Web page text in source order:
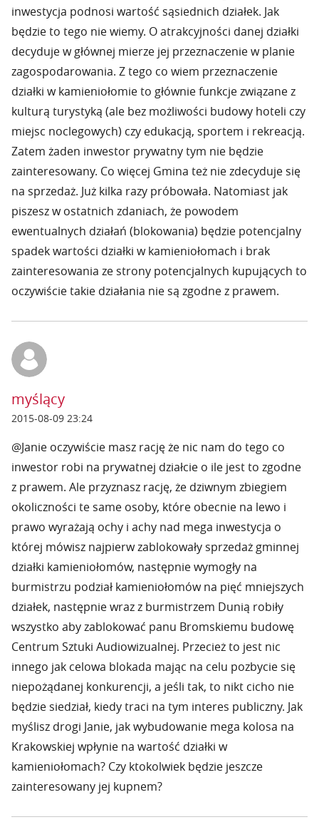
inwestycja podnosi wartość sąsiednich działek. Jak
będzie to tego nie wiemy. O atrakcyjności danej działki
decyduje w głównej mierze jej przeznaczenie w planie
zagospodarowania. Z tego co wiem przeznaczenie
działki w kamieniołomie to głównie funkcje związane z
kulturą turystyką (ale bez możliwości budowy hoteli czy
miejsc noclegowych) czy edukacją, sportem i rekreacją.
Zatem żaden inwestor prywatny tym nie będzie
zainteresowany. Co więcej Gmina też nie zdecyduje się
na sprzedaż. Już kilka razy próbowała. Natomiast jak
piszesz w ostatnich zdaniach, że powodem
ewentualnych działań (blokowania) będzie potencjalny
spadek wartości działki w kamieniołomach i brak
zainteresowania ze strony potencjalnych kupujących to
oczywiście takie działania nie są zgodne z prawem.
myślący
2015-08-09 23:24
@Janie oczywiście masz rację że nic nam do tego co
inwestor robi na prywatnej działcie o ile jest to zgodne
z prawem. Ale przyznasz rację, że dziwnym zbiegiem
okoliczności te same osoby, które obecnie na lewo i
prawo wyrażają ochy i achy nad mega inwestycja o
której mówisz najpierw zablokowały sprzedaż gminnej
działki kamieniołomów, następnie wymogły na
burmistrzu podział kamieniołomów na pięć mniejszych
działek, następnie wraz z burmistrzem Dunią robiły
wszystko aby zablokować panu Bromskiemu budowę
Centrum Sztuki Audiowizualnej. Przecież to jest nic
innego jak celowa blokada mając na celu pozbycie się
niepożądanej konkurencji, a jeśli tak, to nikt cicho nie
będzie siedział, kiedy traci na tym interes publiczny. Jak
myślisz drogi Janie, jak wybudowanie mega kolosa na
Krakowskiej wpłynie na wartość działki w
kamieniołomach? Czy ktokolwiek będzie jeszcze
zainteresowany jej kupnem?